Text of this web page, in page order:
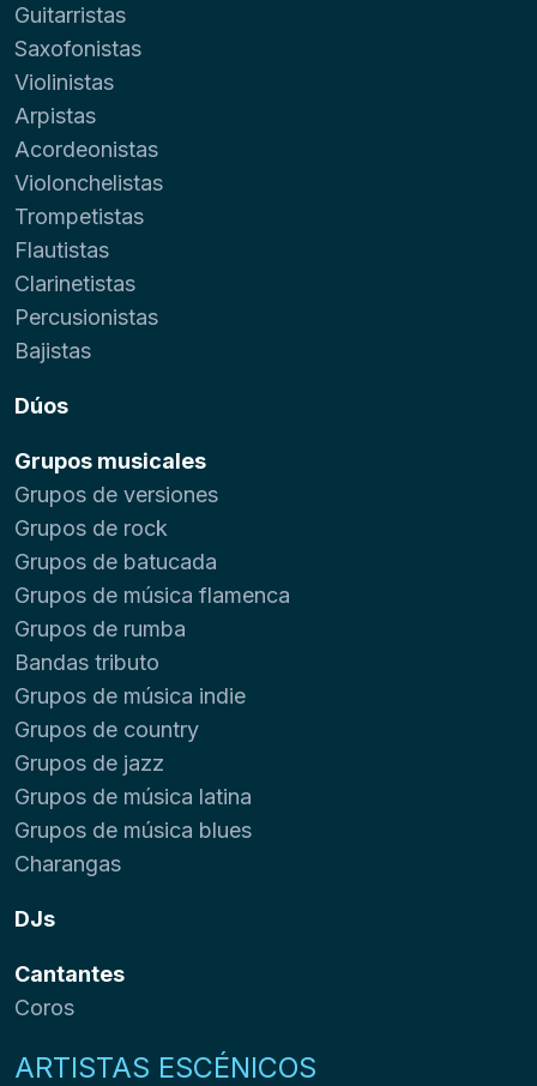
Guitarristas
Saxofonistas
Violinistas
Arpistas
Acordeonistas
Violonchelistas
Trompetistas
Flautistas
Clarinetistas
Percusionistas
Bajistas
Dúos
Grupos musicales
Grupos de versiones
Grupos de rock
Grupos de batucada
Grupos de música flamenca
Grupos de rumba
Bandas tributo
Grupos de música indie
Grupos de country
Grupos de jazz
Grupos de música latina
Grupos de música blues
Charangas
DJs
Cantantes
Coros
ARTISTAS ESCÉNICOS